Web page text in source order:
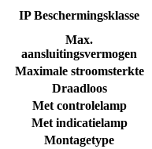
IP Beschermingsklasse
Max.
aansluitingsvermogen
Maximale stroomsterkte
Draadloos
Met controlelamp
Met indicatielamp
Montagetype